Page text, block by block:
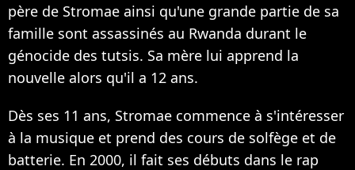
père de Stromae ainsi qu'une grande partie de sa
famille sont assassinés au Rwanda durant le
génocide des tutsis. Sa mère lui apprend la
nouvelle alors qu'il a 12 ans.
Dès ses 11 ans, Stromae commence à s'intéresser
à la musique et prend des cours de solfège et de
batterie. En 2000, il fait ses débuts dans le rap